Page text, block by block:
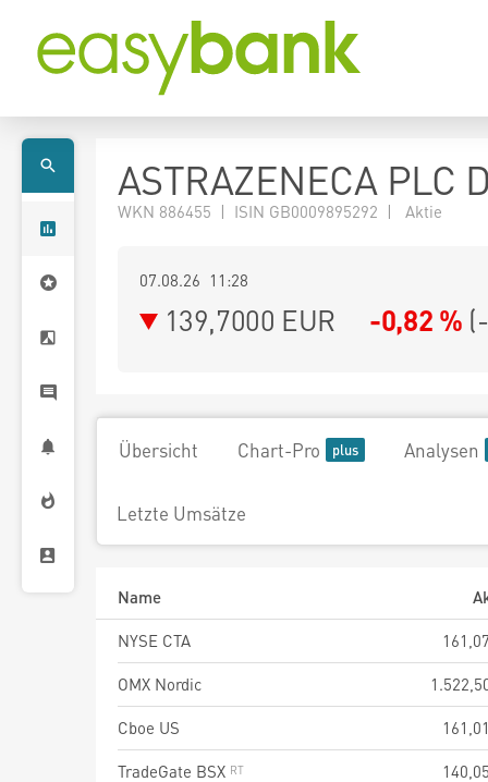
ASTRAZENECA PLC
WKN 886455 | ISIN GB0009895292 | Aktie
07.08.26 11:28
139,7000 EUR -0,82 % (
Übersicht Chart-Pro Analysen
Letzte Umsätze
Name
NYSE CTA
OMX Nordic
Cboe US
TradeGate BSX